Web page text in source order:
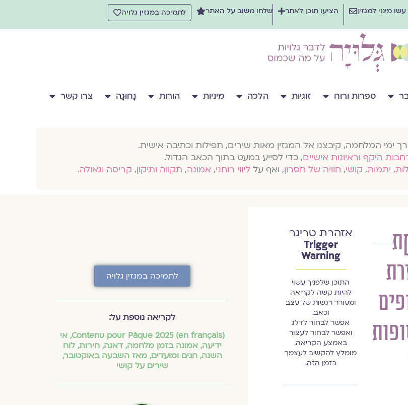
עשו מינוי למגזין הציעו תוכן לאתר שלחו משוב על האתר לתמיכה במגזין גלויה
ספרות ורוח זוגיות הלכה מיניות הורות נָחוּגָה צרו קשר
ימי המלחמה, קיבצנו אל המגזין מאות שירים, תפילות וכתיבה אישית.
היקף וראיונות אישיים, כדי לסייע במעט בתוך הכאב הגדול.
, יתמות, קושי, חוויה של חסרון, ואף על ליווי רוחני, אמונה, תקווה ותיקון, קריסה וגאולה.
הרַבָּה
אסנת
אלדר
אזהרת טריגר
Trigger
Warning
התוכן שלפניך עשוי
להיות קשה לקריאה
ומעורר רגשות של עצב
וכאב.
אפשר לבחור לדלג
ואפשר לבחור לעצור
באמצע הקריאה.
מומלץ להקשיב לעצמך
בזמן הזה.
לתמיכה במגזין גלויה
לקריאה נוספת על:
(en français) Contenu pour Pâque 2025
,אי
ידיעה,אמונה בזמן מלחמה,דאגה,חירות,לוח
השנה, חגים ומועדים,מאז השבעה באוקטובר,
שירים על קושי